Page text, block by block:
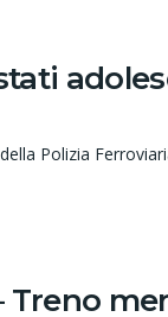
Polizia
Treno